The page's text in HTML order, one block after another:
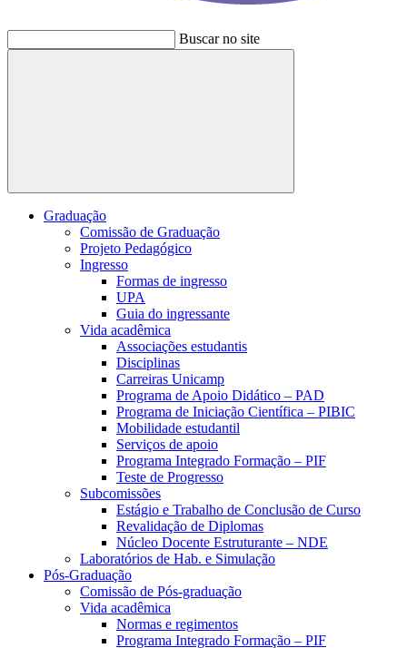
Buscar no site
Buscar
Graduação
Comissão de Graduação
Projeto Pedagógico
Ingresso
Formas de ingresso
UPA
Guia do ingressante
Vida acadêmica
Associações estudantis
Disciplinas
Carreiras Unicamp
Programa de Apoio Didático – PAD
Programa de Iniciação Científica – PIBIC
Mobilidade estudantil
Serviços de apoio
Programa Integrado Formação – PIF
Teste de Progresso
Subcomissões
Estágio e Trabalho de Conclusão de Curso
Revalidação de Diplomas
Núcleo Docente Estruturante – NDE
Laboratórios de Hab. e Simulação
Pós-Graduação
Comissão de Pós-graduação
Vida acadêmica
Normas e regimentos
Programa Integrado Formação – PIF